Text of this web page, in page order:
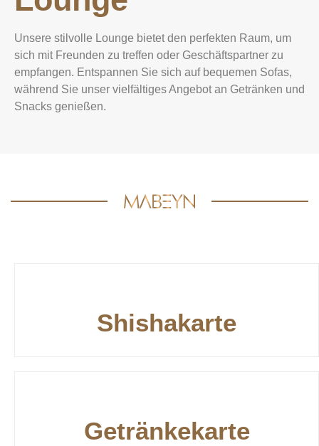
Unsere stilvolle Lounge bietet den perfekten Raum, um
sich mit Freunden zu treffen oder Geschäftspartner zu
empfangen. Entspannen Sie sich auf bequemen Sofas,
während Sie unser vielfältiges Angebot an Getränken und
Snacks genießen.
Shishakarte
Getränkekarte